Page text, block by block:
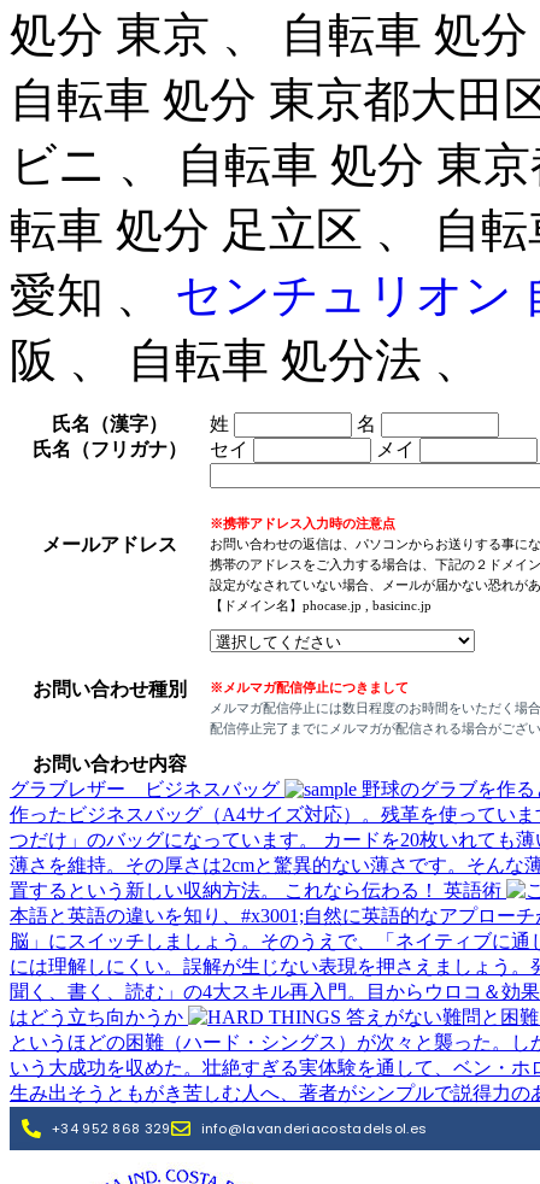
処分 東京 、 自転車 処
自転車 処分 東京都大田
ビニ 、 自転車 処分 東
転車 処分 足立区 、 自
愛知 、 センチュリオン
阪 、 自転車 処分法 、
氏名（漢字） 姓
名
氏名（フリガナ）
セイ メイ
メールアドレス
※携帯アドレス入力時の注意点
お問い合わせの返信は、パソコンからお送りする事に
携帯のアドレスをご入力する場合は、下記の２ドメイ
設定がなされていない場合、メールが届かない恐れが
【ドメイン名】phocase.jp , basicinc.jp
お問い合わせ種別
※メルマガ配信停止につきまして
メルマガ配信停止には数日程度のお時間をいただく場
配信停止完了までにメルマガが配信される場合がござ
お問い合わせ内容
グラブレザー ビジネスバッグ
野球のグラブを作
作ったビジネスバッグ（A4サイズ対応）。残革を使ってい
つだけ」のバッグになっています。
カードを20枚いれても
薄さを維持。その厚さは2cmと驚異的ない薄さです。そん
置するという新しい収納方法。
これなら伝わる！ 英語術
本語と英語の違いを知り、#x3001;自然に英語的なアプロー
脳」にスイッチしましょう。そのうえで、「ネイティブに
には理解しにくい。誤解が生じない表現を押さえましょう
聞く、書く、読む」の4大スキル再入門。目からウロコ＆効
はどう立ち向かうか
というほどの困難（ハード・シングス）が次々と襲った。
いう大成功を収めた。壮絶すぎる実体験を通して、ベン・
生み出そうともがき苦しむ人へ、著者がシンプルで説得力の